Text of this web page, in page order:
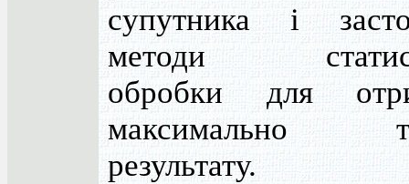
супутника і
методи
обробки для
максимально
результату.